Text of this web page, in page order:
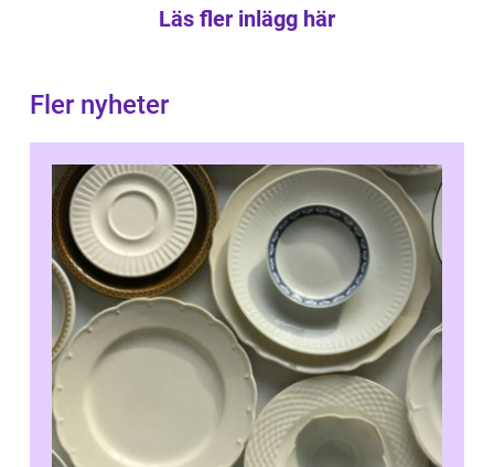
Läs fler inlägg här
Fler nyheter